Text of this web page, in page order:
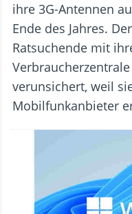
ihre 3G-Antennen
Ende des Jahres.
Ratsuchende mit
verunsichert, weil
Mobilfunkanbieter